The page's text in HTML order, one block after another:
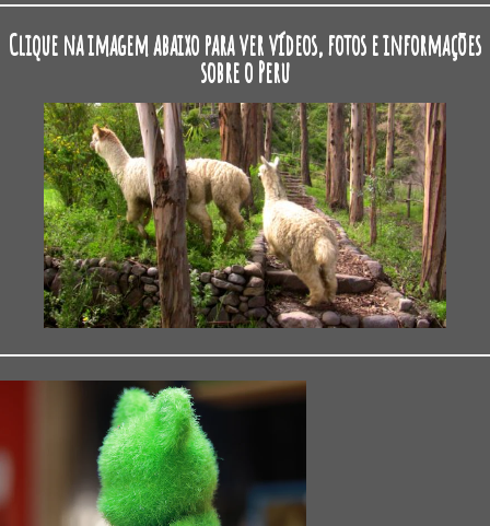
Clique na imagem abaixo para ver vídeos, fotos e informações
sobre o Peru